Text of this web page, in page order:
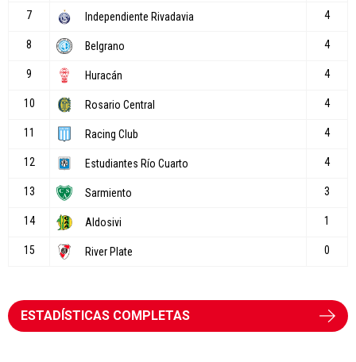
ESTADÍSTICAS COMPLETAS